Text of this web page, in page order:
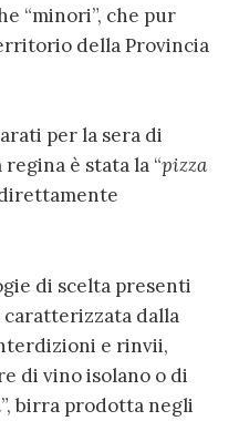
“minori”, che pur
della Provincia
per la sera di
è stata la “pizza
direttamente
di scelta presenti
caratterizzata dalla
e rinvii,
di vino isolano o di
”, birra prodotta negli